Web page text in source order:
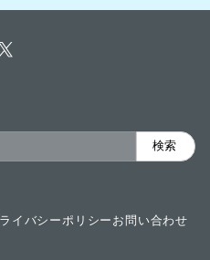
検索
イバシーポリシー お問い合わせ